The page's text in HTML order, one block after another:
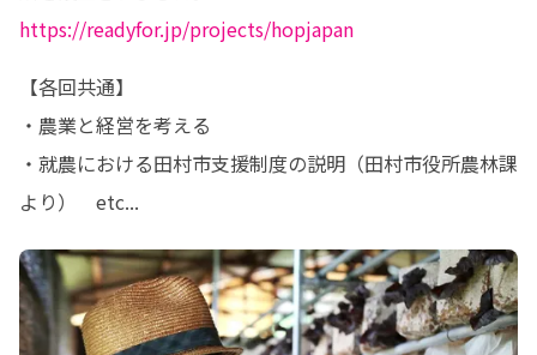
https://readyfor.jp/projects/hopjapan
【各回共通】
・農業と経営を考える
・就農における田村市支援制度の説明（田村市役所農林課
より）　etc...